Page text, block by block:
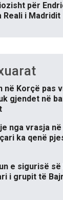
për
Reali i Madridit
në Korçë pas
gjendet në
nga vrasja
ka qenë
e sigurisë
i grupit të